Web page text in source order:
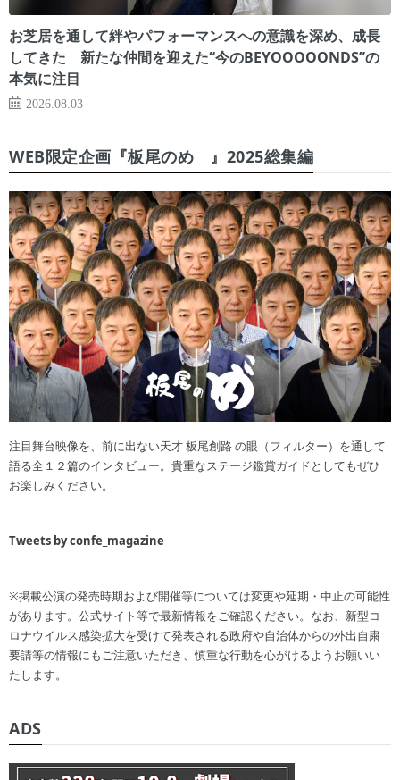
お芝居を通して絆やパフォーマンスへの意識を深め、成長
してきた 新たな仲間を迎えた“今のBEYOOOOONDS”の
本気に注目
2026.08.03
WEB限定企画『板尾のめ゙』2025総集編
注目舞台映像を、前に出ない天才 板尾創路 の眼（フィルター）を通して
語る全１２篇のインタビュー。貴重なステージ鑑賞ガイドとしてもぜひ
お楽しみください。
Tweets by confe_magazine
※掲載公演の発売時期および開催等については変更や延期・中止の可能性
があります。公式サイト等で最新情報をご確認ください。なお、新型コ
ロナウイルス感染拡大を受けて発表される政府や自治体からの外出自粛
要請等の情報にもご注意いただき、慎重な行動を心がけるようお願いい
たします。
ADS